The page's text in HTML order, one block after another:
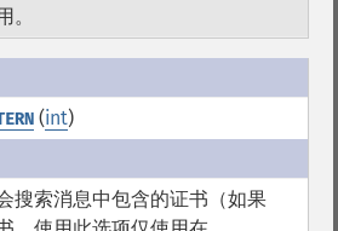
。
(int)
搜索消息中包含的证书（如果